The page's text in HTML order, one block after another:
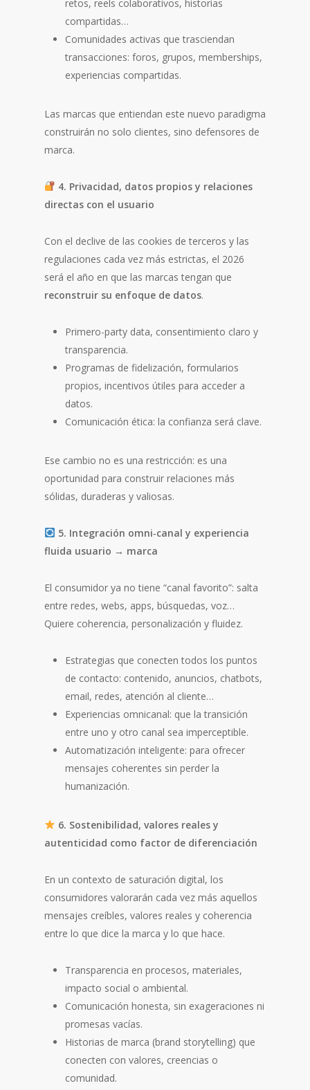
retos, reels colaborativos, historias
compartidas…
Comunidades activas que trasciendan
transacciones: foros, grupos, memberships,
experiencias compartidas.
Las marcas que entiendan este nuevo paradigma
construirán no solo clientes, sino defensores de
marca.
4. Privacidad, datos propios y relaciones
directas con el usuario
Con el declive de las cookies de terceros y las
regulaciones cada vez más estrictas, el 2026
será el año en que las marcas tengan que
reconstruir su enfoque de datos.
Primero-party data, consentimiento claro y
transparencia.
Programas de fidelización, formularios
propios, incentivos útiles para acceder a
datos.
Comunicación ética: la confianza será clave.
Ese cambio no es una restricción: es una
oportunidad para construir relaciones más
sólidas, duraderas y valiosas.
5. Integración omni‑canal y experiencia
fluida usuario → marca
El consumidor ya no tiene “canal favorito”: salta
entre redes, webs, apps, búsquedas, voz…
Quiere coherencia, personalización y fluidez.
Estrategias que conecten todos los puntos
de contacto: contenido, anuncios, chatbots,
email, redes, atención al cliente…
Experiencias omnicanal: que la transición
entre uno y otro canal sea imperceptible.
Automatización inteligente: para ofrecer
mensajes coherentes sin perder la
humanización.
6. Sostenibilidad, valores reales y
autenticidad como factor de diferenciación
En un contexto de saturación digital, los
consumidores valorarán cada vez más aquellos
mensajes creíbles, valores reales y coherencia
entre lo que dice la marca y lo que hace.
Transparencia en procesos, materiales,
impacto social o ambiental.
Comunicación honesta, sin exageraciones ni
promesas vacías.
Historias de marca (brand storytelling) que
conecten con valores, creencias o
comunidad.